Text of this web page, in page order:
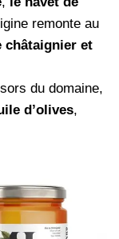
remonte au
châtaignier et
du domaine,
d’olives,